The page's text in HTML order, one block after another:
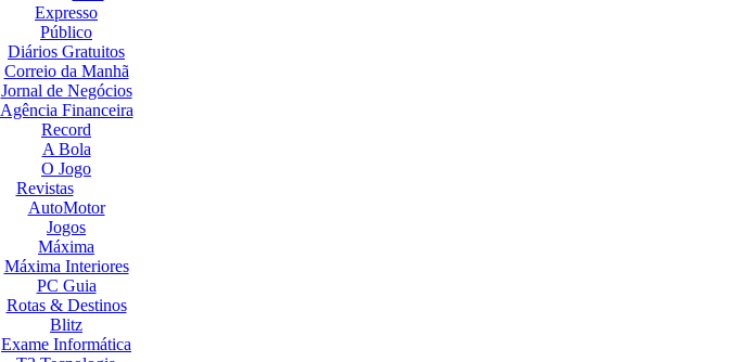
Expresso
Público
Diários Gratuitos
Correio da Manhã
Jornal de Negócios
Agência Financeira
Record
A Bola
O Jogo
Revistas
AutoMotor
Jogos
Máxima
Máxima Interiores
PC Guia
Rotas & Destinos
Blitz
Exame Informática